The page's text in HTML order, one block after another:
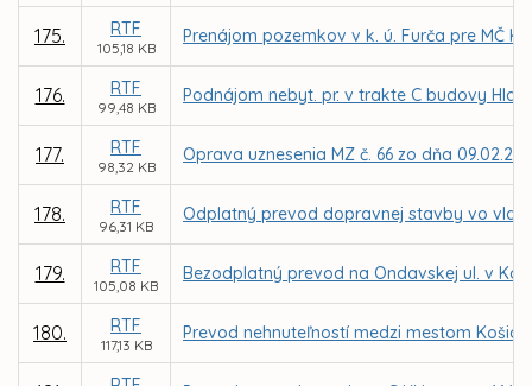
175. RTF
105,18 KB
Prenájom pozemkov v k. ú. Furča pre MČ
176. RTF
99,48 KB
Podnájom nebyt. pr. v trakte C budovy
177. RTF
98,32 KB
Oprava uznesenia MZ č. 66 zo dňa
178. RTF
96,31 KB
Odplatný prevod dopravnej stavby vo
179. RTF
105,08 KB
Bezodplatný prevod na Ondavskej ul. v
180. RTF
117,13 KB
Prevod nehnuteľností medzi mestom